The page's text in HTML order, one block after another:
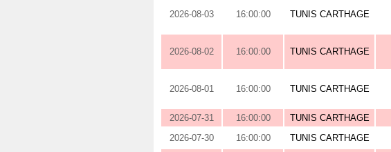
2026-08-03 16:00:00 TUNIS CARTHAGE
2026-08-02 16:00:00 TUNIS CARTHAGE
2026-08-01 16:00:00 TUNIS CARTHAGE
2026-07-31 16:00:00 TUNIS CARTHAGE
2026-07-30
16:00:00 TUNIS CARTHAGE